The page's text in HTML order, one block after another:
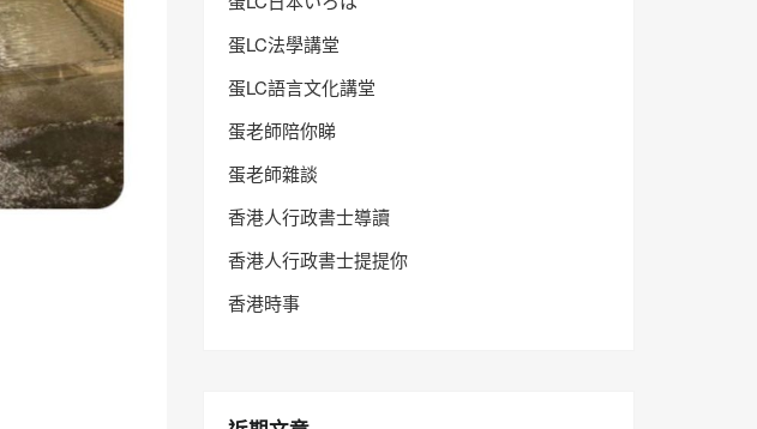
蛋LC法學講堂
蛋LC語言文化講堂
蛋老師陪你睇
蛋老師雜談
香港人行政書士導讀
香港人行政書士提提你
香港時事